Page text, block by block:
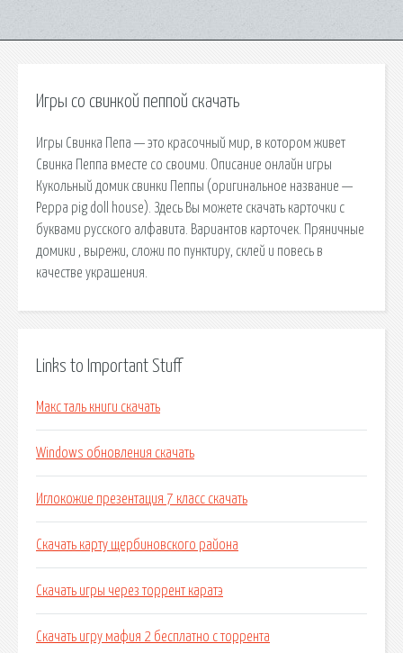
Игры со свинкой пеппой скачать
Игры Свинка Пепа — это красочный мир, в котором живет
Свинка Пеппа вместе со своими. Описание онлайн игры
Кукольный домик свинки Пеппы (оригинальное название —
Peppa pig doll house). Здесь Вы можете скачать карточки с
буквами русского алфавита. Вариантов карточек. Пряничные
домики , вырежи, сложи по пунктиру, склей и повесь в
качестве украшения.
Links to Important Stuff
Макс таль книги скачать
Windows обновления скачать
Иглокожие презентация 7 класс скачать
Скачать карту щербиновского района
Скачать игры через торрент каратэ
Скачать игру мафия 2 бесплатно с торрента